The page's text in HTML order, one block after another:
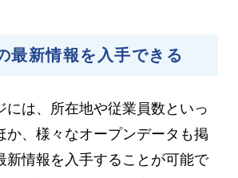
最新情報を入手できる
には、所在地や従業員数といっ
か、様々なオープンデータも掲
新情報を入手することが可能で